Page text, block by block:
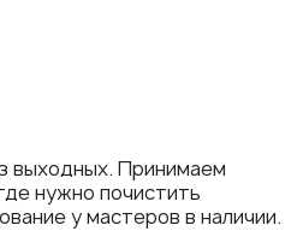
выходных. Принимаем
нужно почистить
у мастеров в наличии.